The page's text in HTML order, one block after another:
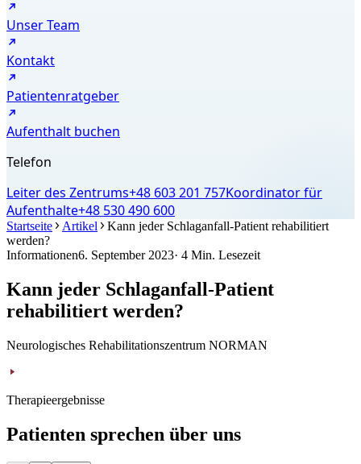
Unser Team
Kontakt
Patientenratgeber
Aufenthalt buchen
Telefon
Leiter des Zentrums+48 603 201 757Koordinator für
Aufenthalte+48 530 490 600
Startseite Artikel
Kann jeder Schlaganfall-Patient rehabilitiert
werden?
Informationen6. September 2023· 4 Min. Lesezeit
Kann jeder Schlaganfall-Patient
rehabilitiert werden?
Neurologisches Rehabilitationszentrum NORMAN
Therapieergebnisse
Patienten sprechen über uns